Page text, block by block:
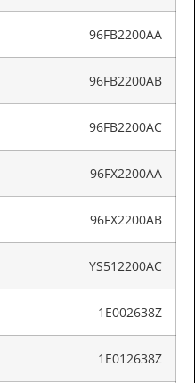
96FB2200AA
96FB2200AB
96FB2200AC
96FX2200AA
96FX2200AB
YS512200AC
1E002638Z
1E012638Z